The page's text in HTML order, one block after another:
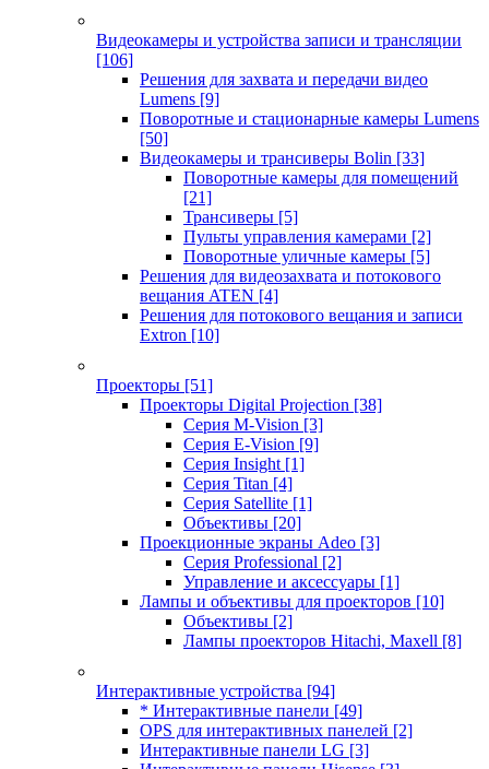
Видеокамеры и устройства записи и трансляции
[106]
Решения для захвата и передачи видео
Lumens [9]
Поворотные и стационарные камеры Lumens
[50]
Видеокамеры и трансиверы Bolin [33]
Поворотные камеры для помещений
[21]
Трансиверы [5]
Пульты управления камерами [2]
Поворотные уличные камеры [5]
Решения для видеозахвата и потокового
вещания ATEN [4]
Решения для потокового вещания и записи
Extron [10]
Проекторы [51]
Проекторы Digital Projection [38]
Серия M-Vision [3]
Серия E-Vision [9]
Серия Insight [1]
Серия Titan [4]
Серия Satellite [1]
Объективы [20]
Проекционные экраны Adeo [3]
Серия Professional [2]
Управление и аксессуары [1]
Лампы и объективы для проекторов [10]
Объективы [2]
Лампы проекторов Hitachi, Maxell [8]
Интерактивные устройства [94]
* Интерактивные панели [49]
OPS для интерактивных панелей [2]
Интерактивные панели LG [3]